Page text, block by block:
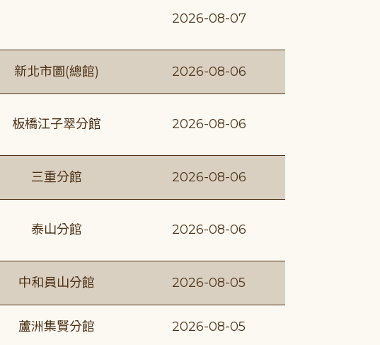
2026-08-07
新北市圖(總館) 2026-08-06
板橋江子翠分館 2026-08-06
三重分館 2026-08-06
泰山分館 2026-08-06
中和員山分館 2026-08-05
蘆洲集賢分館 2026-08-05